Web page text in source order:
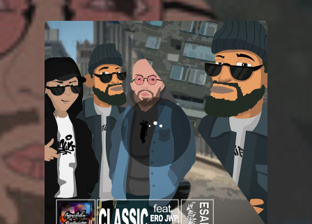
You're all set!
.